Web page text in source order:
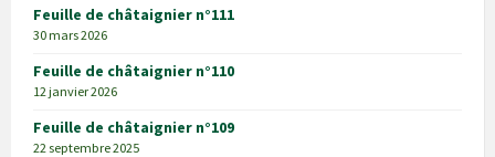
Feuille de châtaignier n°111
30 mars 2026
Feuille de châtaignier n°110
12 janvier 2026
Feuille de châtaignier n°109
22 septembre 2025